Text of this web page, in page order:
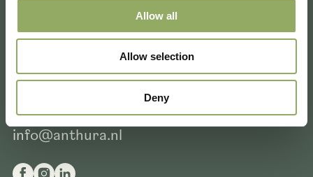
Allow all
Allow selection
Deny
Meer weten of vragen
over onze producten?
+31 10 529 19 19
info@anthura.nl